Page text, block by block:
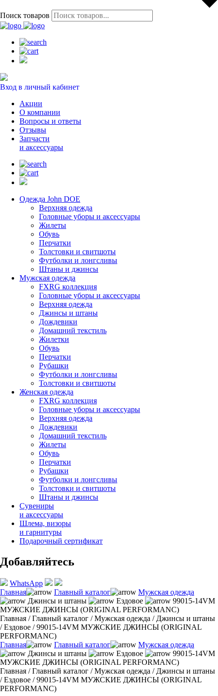
Поиск товаров
Вход в личный кабинет
Акции
О компании
Вопросы и ответы
Отзывы
Запчасти
и аксессуары
Одежда John DOE
Верхняя одежда
Головные уборы и аксессуары
Жилеты
Обувь
Перчатки
Толстовки и свитшоты
Футболки и лонгсливы
Штаны и джинсы
Мужская одежда
FXRG коллекция
Головные уборы и аксессуары
Верхняя одежда
Джинсы и штаны
Дождевики
Домашний текстиль
Жилетки
Обувь
Перчатки
Рубашки
Футболки и лонгсливы
Толстовки и свитшоты
Женская одежда
FXRG коллекция
Головные уборы и аксессуары
Верхняя одежда
Дождевики
Домашний текстиль
Жилеты
Обувь
Перчатки
Рубашки
Футболки и лонгсливы
Толстовки и свитшоты
Штаны и джинсы
Сувениры
и аксессуары
Шлема, визоры
и гарнитуры
Подарочный сертификат
Добавляйтесь
WhatsApp
Главная
Главный каталог
Мужская одежда
Джинсы и штаны
Ездовое
99015-14VM
МУЖСКИЕ ДЖИНСЫ (ORIGINAL PERFORMANC)
Главная /Главный каталог /Мужская одежда / Джинсы и штаны
/Ездовое /99015-14VM МУЖСКИЕ ДЖИНСЫ (ORIGINAL
PERFORMANC)
Главная
Главный каталог
Мужская одежда
Джинсы и штаны
Ездовое
99015-14VM
МУЖСКИЕ ДЖИНСЫ (ORIGINAL PERFORMANC)
Главная /Главный каталог /Мужская одежда / Джинсы и штаны
/Ездовое /99015-14VM МУЖСКИЕ ДЖИНСЫ (ORIGINAL
PERFORMANC)